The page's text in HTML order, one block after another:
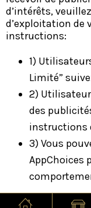
d’intérêts,
d’exploitation de
instructions:
1)
Limité”
2)
des
instructions
3) Vous
AppChoices